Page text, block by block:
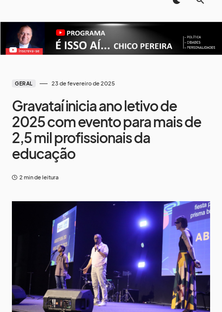
GERAL 23 de fevereiro de 2025
Gravataí inicia ano letivo de
2025 com evento para mais de
2,5 mil profissionais da
educação
2 min de leitura